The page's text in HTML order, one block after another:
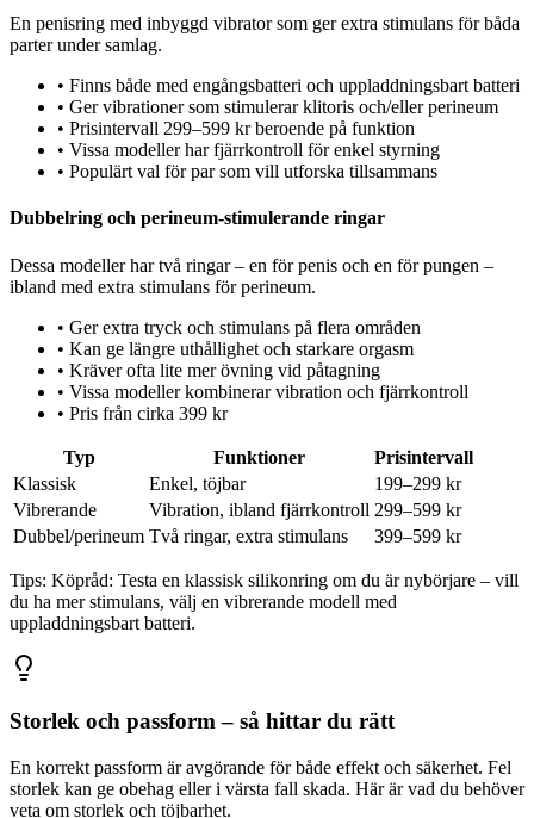
En penisring med inbyggd vibrator som ger extra stimulans för båda
parter under samlag.
• Finns både med engångsbatteri och uppladdningsbart batteri
• Ger vibrationer som stimulerar klitoris och/eller perineum
• Prisintervall 299–599 kr beroende på funktion
• Vissa modeller har fjärrkontroll för enkel styrning
• Populärt val för par som vill utforska tillsammans
Dubbelring och perineum-stimulerande ringar
Dessa modeller har två ringar – en för penis och en för pungen –
ibland med extra stimulans för perineum.
• Ger extra tryck och stimulans på flera områden
• Kan ge längre uthållighet och starkare orgasm
• Kräver ofta lite mer övning vid påtagning
• Vissa modeller kombinerar vibration och fjärrkontroll
• Pris från cirka 399 kr
Typ Funktioner
Prisintervall
Klassisk
Enkel, töjbar
199–299 kr
Vibrerande
Vibration, ibland fjärrkontroll 299–599 kr
Dubbel/perineum Två ringar, extra stimulans 399–599 kr
Tips: Köpråd: Testa en klassisk silikonring om du är nybörjare – vill
du ha mer stimulans, välj en vibrerande modell med
uppladdningsbart batteri.
Storlek och passform – så hittar du rätt
En korrekt passform är avgörande för både effekt och säkerhet. Fel
storlek kan ge obehag eller i värsta fall skada. Här är vad du behöver
veta om storlek och töjbarhet.